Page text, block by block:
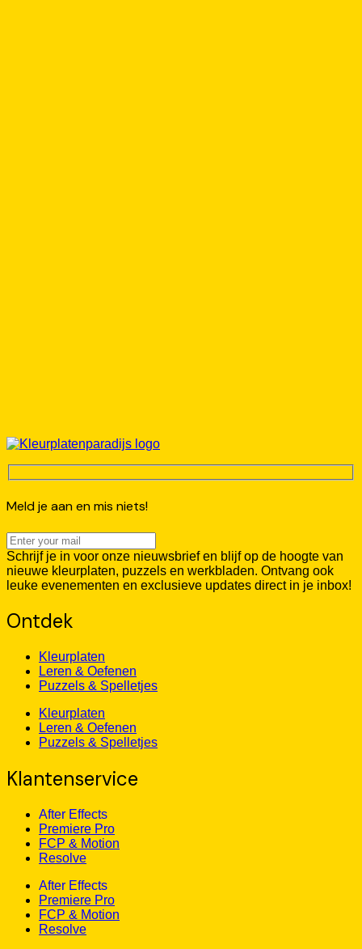
Meld je aan en mis niets!
Schrijf je in voor onze nieuwsbrief en blijf op de hoogte van
nieuwe kleurplaten, puzzels en werkbladen. Ontvang ook
leuke evenementen en exclusieve updates direct in je inbox!
Ontdek
Kleurplaten
Leren & Oefenen
Puzzels & Spelletjes
Kleurplaten
Leren & Oefenen
Puzzels & Spelletjes
Klantenservice
After Effects
Premiere Pro
FCP & Motion
Resolve
After Effects
Premiere Pro
FCP & Motion
Resolve